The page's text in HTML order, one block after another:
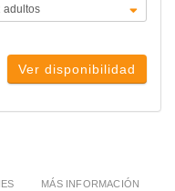
Ver disponibilidad
MÁS INFORMACIÓN